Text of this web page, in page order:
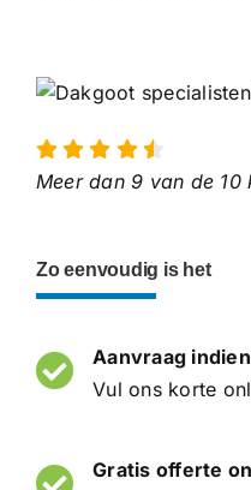
Meer dan 9 van de
Zo eenvoudig is het
Aanvraag
Vul ons korte
Gratis offerte